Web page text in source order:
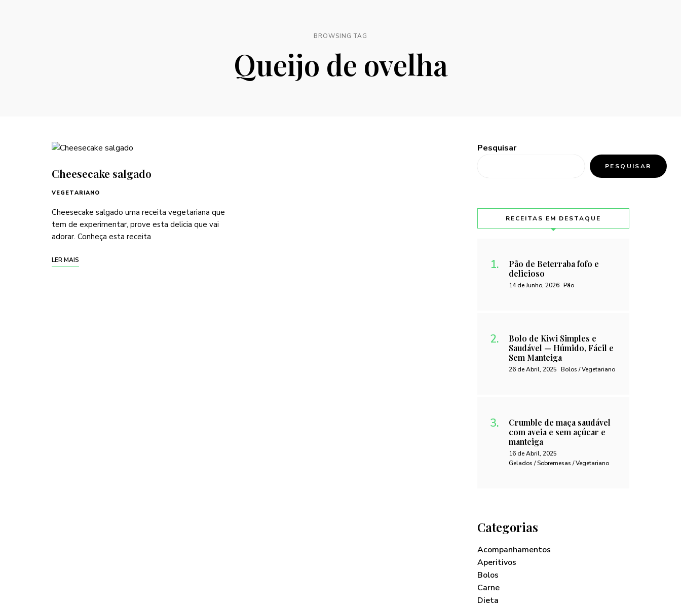
BROWSING TAG
Queijo de ovelha
Cheesecake salgado
VEGETARIANO
Cheesecake salgado uma receita vegetariana que
tem de experimentar, prove esta delicia que vai
adorar. Conheça esta receita
LER MAIS
Pesquisar
PESQUISAR
RECEITAS EM DESTAQUE
Pão de Beterraba fofo e
delicioso
14 de Junho, 2026 Pão
Bolo de Kiwi Simples e
Saudável — Húmido, Fácil e
Sem Manteiga
26 de Abril, 2025 Bolos / Vegetariano
Crumble de maça saudável
com aveia e sem açúcar e
manteiga
16 de Abril, 2025
Gelados / Sobremesas / Vegetariano
Categorias
Acompanhamentos
Aperitivos
Bolos
Carne
Dieta